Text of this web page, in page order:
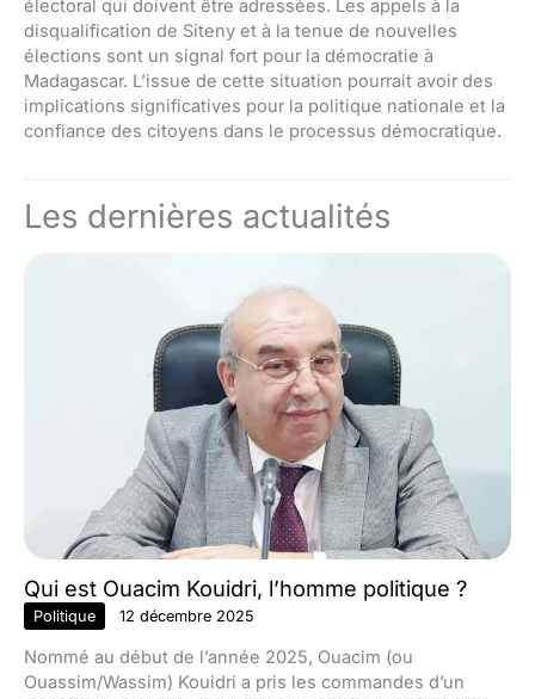
électoral qui doivent être adressées. Les appels à la
disqualification de Siteny et à la tenue de nouvelles
élections sont un signal fort pour la démocratie à
Madagascar. L’issue de cette situation pourrait avoir des
implications significatives pour la politique nationale et la
confiance des citoyens dans le processus démocratique.
Les dernières actualités
Qui est Ouacim Kouidri, l’homme politique ?
Politique 12 décembre 2025
Nommé au début de l’année 2025, Ouacim (ou
Ouassim/Wassim) Kouidri a pris les commandes d’un